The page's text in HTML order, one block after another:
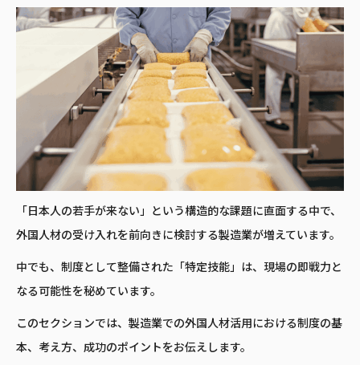
「日本人の若手が来ない」という構造的な課題に直面する中で、
外国人材の受け入れを前向きに検討する製造業が増えています。
中でも、制度として整備された「特定技能」は、現場の即戦力と
なる可能性を秘めています。
このセクションでは、製造業での外国人材活用における制度の基
本、考え方、成功のポイントをお伝えします。